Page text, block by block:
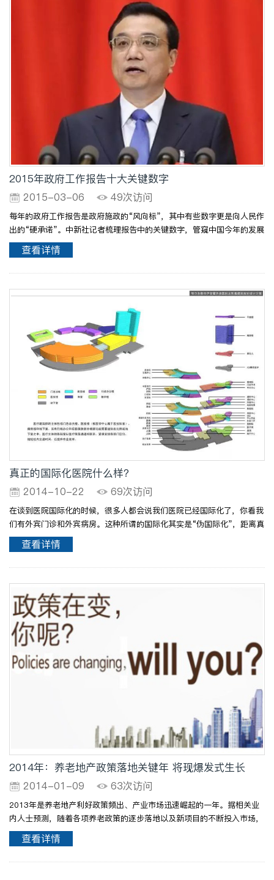
2015年政府工作报告十大关键数字
2015-03-06 49次访问
每年的政府工作报告是政府施政的“风向标”，其中有些数字更是向人民作
出的“硬承诺”。中新社记者梳理报告中的关键数字，管窥中国今年的发展
目标和方向。 ——GDP增7%左右 报告提到，国内生产总值(简称
GDP)增长7%左右，居民消费价格涨幅3%左右，城镇新..
查看详情
真正的国际化医院什么样？
2014-10-22 69次访问
在谈到医院国际化的时候，很多人都会说我们医院已经国际化了，你看我
们有外宾门诊和外宾病房。这种所谓的国际化其实是“伪国际化”，距离真
正的国际化还差很远。 一个医院如果是真的国际化，应该是不能说汉
语的外籍人士在普通门诊也能顺畅地就医，做化验检..
查看详情
2014年：养老地产政策落地关键年 将现爆发式生长
2014-01-09 63次访问
2013年是养老地产利好政策频出、产业市场迅速崛起的一年。据相关业
内人士预测，随着各项养老政策的逐步落地以及新项目的不断投入市场，
2014年将成为整个行业爆发式生长的一年。 全国老龄工作委员会办
公室副主任鲍学全指出，三中全会决定发挥市场在资源配置..
查看详情